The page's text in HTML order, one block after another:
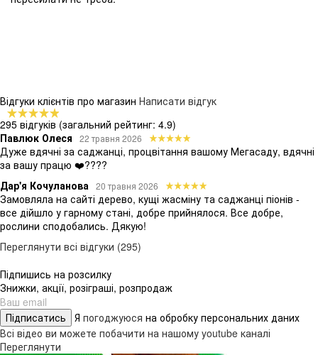
Відгуки клієнтів про магазин Написати відгук
295 відгуків (загальний рейтинг: 4.9)
Павлюк Олеся
22 травня 2026
Дуже вдячні за саджанці, процвітання вашому Мегасаду, вдячні
за вашу працю ❤️????
Дар'я Кочуланова 20 травня 2026
Замовляла на сайті дерево, кущі жасміну та саджанці піонів -
все дійшло у гарному стані, добре прийнялося. Все добре,
рослини сподобались. Дякую!
Переглянути всі відгуки (295)
Підпишись на розсилку
Знижки, акції, розіграші, розпродаж
Підписатись Я погоджуюся на обробку персональних даних
Всі відео ви можете побачити на нашому youtube каналі
Переглянути